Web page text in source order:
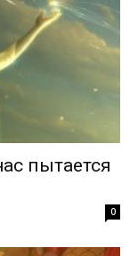
пытается
0